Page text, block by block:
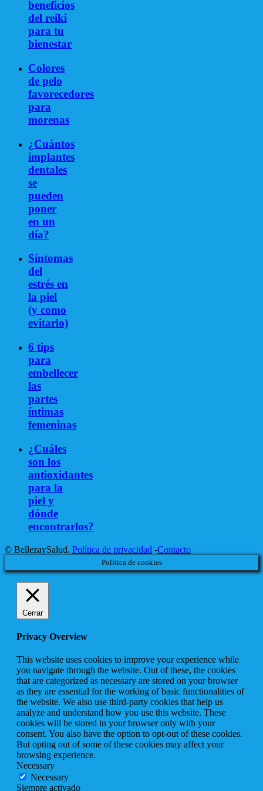
beneficios
del reiki
para tu
bienestar
Colores
de pelo
favorecedores
para
morenas
¿Cuántos
implantes
dentales
se
pueden
poner
en un
día?
Síntomas
del
estrés en
la piel
(y como
evitarlo)
6 tips
para
embellecer
las
partes
íntimas
femeninas
¿Cuáles
son los
antioxidantes
para la
piel y
dónde
encontrarlos?
© BellezaySalud. Política de privacidad -Contacto
Política de cookies
Cerrar
Privacy Overview
This website uses cookies to improve your experience while
you navigate through the website. Out of these, the cookies
that are categorized as necessary are stored on your browser
as they are essential for the working of basic functionalities of
the website. We also use third-party cookies that help us
analyze and understand how you use this website. These
cookies will be stored in your browser only with your
consent. You also have the option to opt-out of these cookies.
But opting out of some of these cookies may affect your
browsing experience.
Necessary
Necessary
Siempre activado